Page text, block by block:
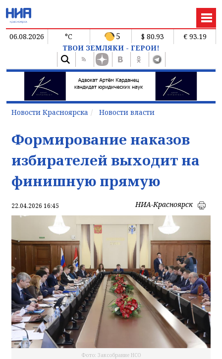
06.08.2026 °C 5 $ 80.93
€ 93.19
ТВОИ ЗЕМЛЯКИ - ГЕРОИ!
Новости Красноярска Новости власти
Формирование наказов
избирателей выходит на
финишную прямую
22.04.2026 16:45 НИА-Красноярск
Фото: Заксобрание НСО